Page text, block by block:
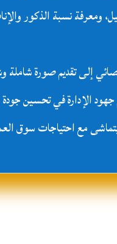
ومعرفة نسبة الذكور
إلى تقديم صورة شاملة
الإدارة في تحسين
يتماشى مع احتياجات سوق